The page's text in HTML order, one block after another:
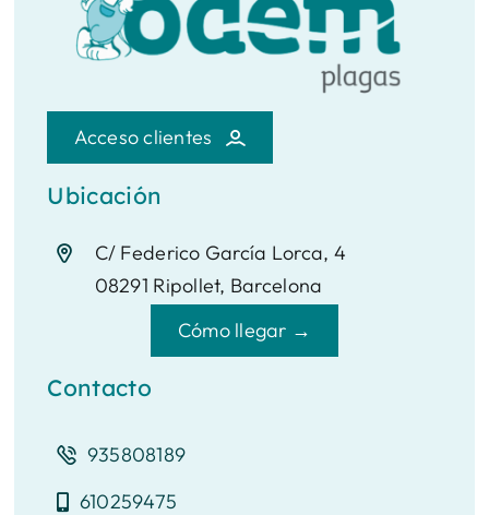
Acceso clientes
Ubicación
C/ Federico García Lorca, 4
08291 Ripollet, Barcelona
Cómo llegar →
Contacto
935808189
610259475